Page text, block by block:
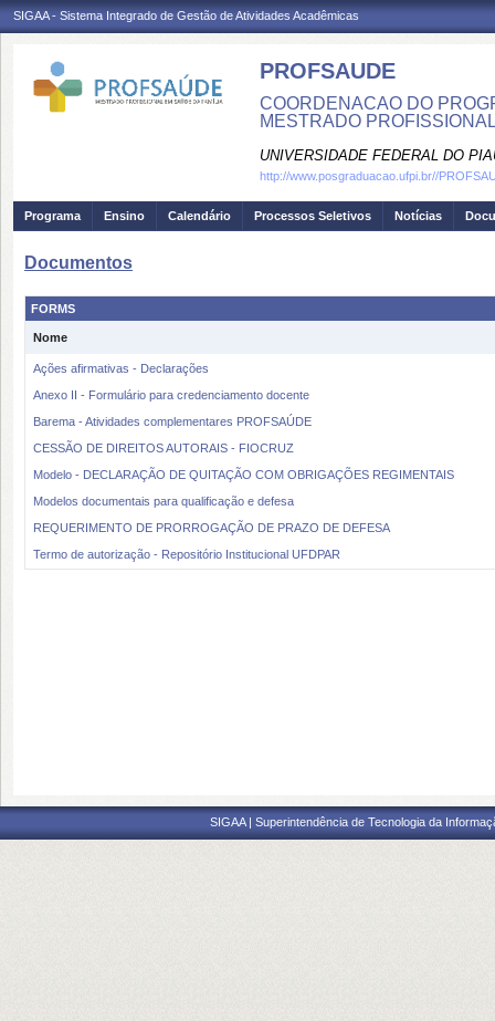
SIGAA - Sistema Integrado de Gestão de Atividades Acadêmicas
PROFSAUDE
COORDENACAO DO
MESTRADO
UNIVERSIDADE FEDERAL DO
http://www.posgraduacao.ufpi.br//
Programa Ensino Calendário Processos Seletivos Notícias
Documentos
FORMS
Nome
Ações afirmativas - Declarações
Anexo II - Formulário para credenciamento docente
Barema - Atividades complementares PROFSAÚDE
CESSÃO DE DIREITOS AUTORAIS - FIOCRUZ
Modelo - DECLARAÇÃO DE QUITAÇÃO COM OBRIGAÇÕES REGIMENTAIS
Modelos documentais para qualificação e defesa
REQUERIMENTO DE PRORROGAÇÃO DE PRAZO DE DEFESA
Termo de autorização - Repositório Institucional UFDPAR
SIGAA | Superintendência de Tecnologia da